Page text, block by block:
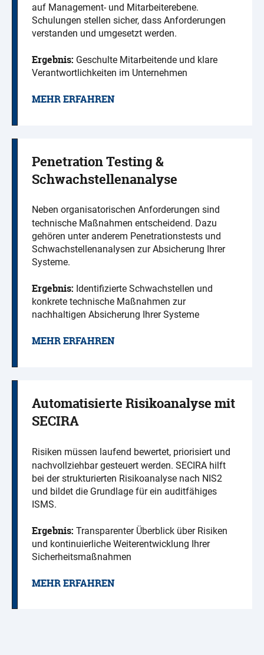
auf Management- und Mitarbeiterebene.
Schulungen stellen sicher, dass Anforderungen
verstanden und umgesetzt werden.
Ergebnis: Geschulte Mitarbeitende und klare
Verantwortlichkeiten im Unternehmen
MEHR ERFAHREN
Penetration Testing &
Schwachstellenanalyse
Neben organisatorischen Anforderungen sind
technische Maßnahmen entscheidend. Dazu
gehören unter anderem Penetrationstests und
Schwachstellenanalysen zur Absicherung Ihrer
Systeme.
Ergebnis: Identifizierte Schwachstellen und
konkrete technische Maßnahmen zur
nachhaltigen Absicherung Ihrer Systeme
MEHR ERFAHREN
Automatisierte Risikoanalyse mit
SECIRA
Risiken müssen laufend bewertet, priorisiert und
nachvollziehbar gesteuert werden. SECIRA hilft
bei der strukturierten Risikoanalyse nach NIS2
und bildet die Grundlage für ein auditfähiges
ISMS.
Ergebnis: Transparenter Überblick über Risiken
und kontinuierliche Weiterentwicklung Ihrer
Sicherheitsmaßnahmen
MEHR ERFAHREN